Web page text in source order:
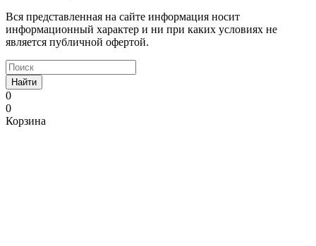
Вся представленная на сайте информация носит
информационный характер и ни при каких условиях не
является публичной офертой.
Найти
0
0
Корзина